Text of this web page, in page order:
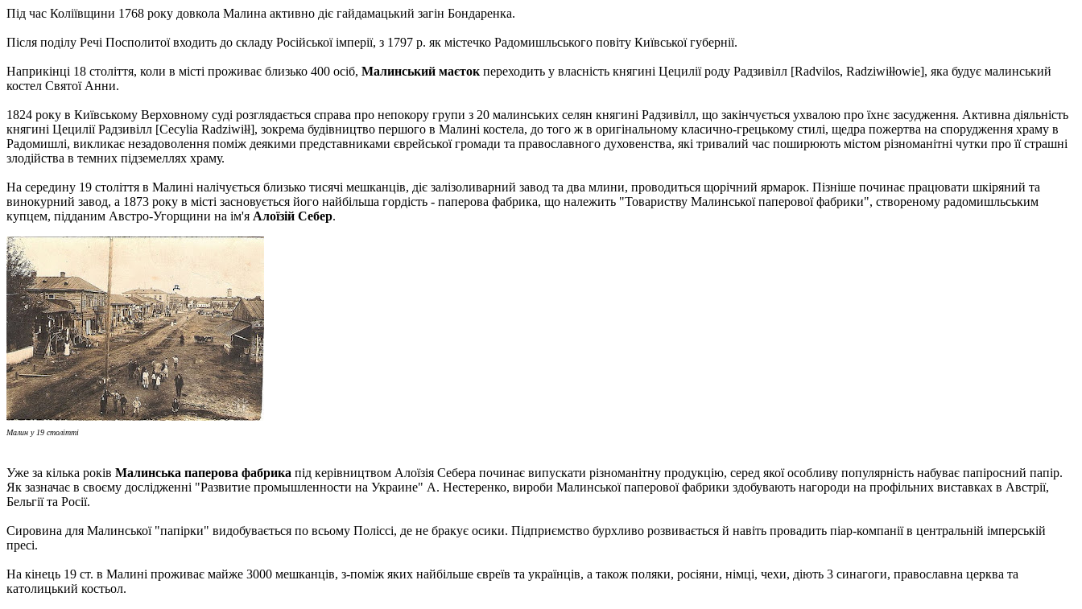
Під час Коліївщини 1768 року довкола Малина активно діє гайдамацький загін Бондаренка.
Після поділу Речі Посполитої входить до складу Російської імперії, з 1797 р. як містечко Радомишльського повіту Київської губернії.
Наприкінці 18 століття, коли в місті проживає близько 400 осіб, Малинський маєток переходить у власність княгині Цецилії роду Радзивілл [Radvilos, Radziwiłłowie], яка будує малинський
костел Святої Анни.
1824 року в Київському Верховному суді розглядається справа про непокору групи з 20 малинських селян княгині Радзивілл, що закінчується ухвалою про їхнє засудження. Активна діяльність
княгині Цецилії Радзивілл [Cecylia Radziwiłł], зокрема будівництво першого в Малині костела, до того ж в оригінальному класично-грецькому стилі, щедра пожертва на спорудження храму в
Радомишлі, викликає незадоволення поміж деякими представниками єврейської громади та православного духовенства, які тривалий час поширюють містом різноманітні чутки про її страшні
злодійства в темних підземеллях храму.
На середину 19 століття в Малині налічується близько тисячі мешканців, діє залізоливарний завод та два млини, проводиться щорічний ярмарок. Пізніше починає працювати шкіряний та
винокурний завод, а 1873 року в місті засновується його найбільша гордість - паперова фабрика, що належить "Товариству Малинської паперової фабрики", створеному радомишльським
купцем, підданим Австро-Угорщини на ім'я Алоїзій Себер.
Малин у 19 столітті
Уже за кілька років Малинська паперова фабрика під керівництвом Алоїзія Себера починає випускати різноманітну продукцію, серед якої особливу популярність набуває папіросний папір.
Як зазначає в своєму дослідженні "Развитие промышленности на Украине" А. Нестеренко, вироби Малинської паперової фабрики здобувають нагороди на профільних виставках в Австрії,
Бельгії та Росії.
Сировина для Малинської "папірки" видобувається по всьому Поліссі, де не бракує осики. Підприємство бурхливо розвивається й навіть провадить піар-компанії в центральній імперській
пресі.
На кінець 19 ст. в Малині проживає майже 3000 мешканців, з-поміж яких найбільше євреїв та українців, а також поляки, росіяни, німці, чехи, діють 3 синагоги, православна церква та
католицький костьол.